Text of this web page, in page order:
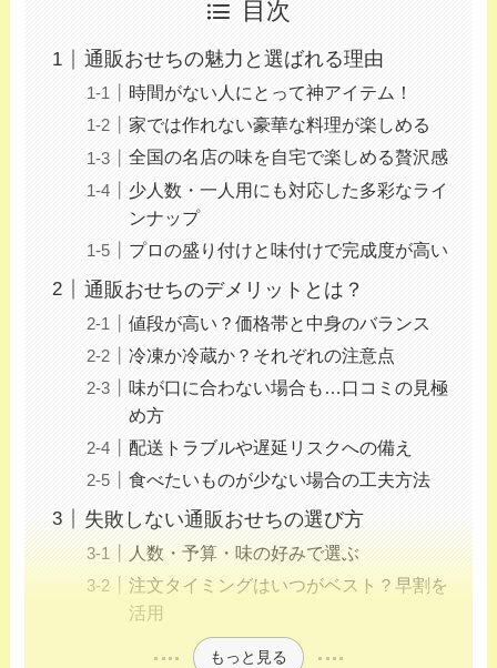
目次
通販おせちの魅力と選ばれる理由
時間がない人にとって神アイテム！
家では作れない豪華な料理が楽しめる
全国の名店の味を自宅で楽しめる贅沢感
少人数・一人用にも対応した多彩なライ
ンナップ
プロの盛り付けと味付けで完成度が高い
通販おせちのデメリットとは？
値段が高い？価格帯と中身のバランス
冷凍か冷蔵か？それぞれの注意点
味が口に合わない場合も…口コミの見極
め方
配送トラブルや遅延リスクへの備え
食べたいものが少ない場合の工夫方法
失敗しない通販おせちの選び方
人数・予算・味の好みで選ぶ
注文タイミングはいつがベスト？早割を
活用
もっと見る